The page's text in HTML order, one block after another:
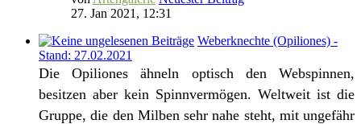
27. Jan 2021, 12:31
Weberknechte (Opiliones) -
Stand: 27.02.2021
Die Opiliones ähneln optisch den Webspinnen,
besitzen aber kein Spinnvermögen. Weltweit ist die
Gruppe, die den Milben sehr nahe steht, mit ungefähr